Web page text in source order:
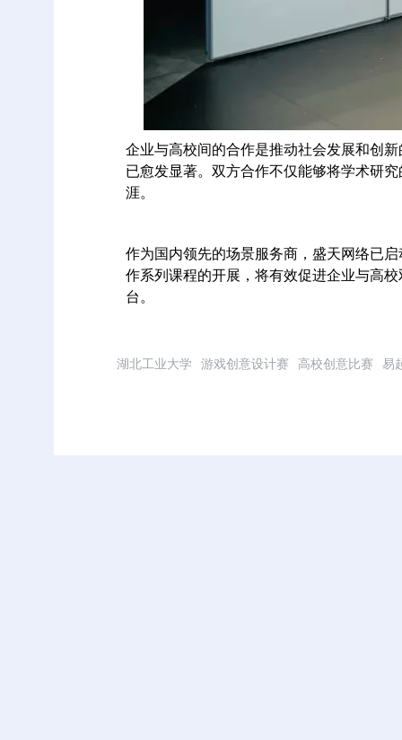
企业与高校间的合作是推动社会发展和创
已愈发显著。双方合作不仅能够将学术研
涯。
作为国内领先的场景服务商，盛天网络已
作系列课程的开展，将有效促进企业与高
台。
湖北工业大学 游戏创意设计赛 高校创意比赛 易